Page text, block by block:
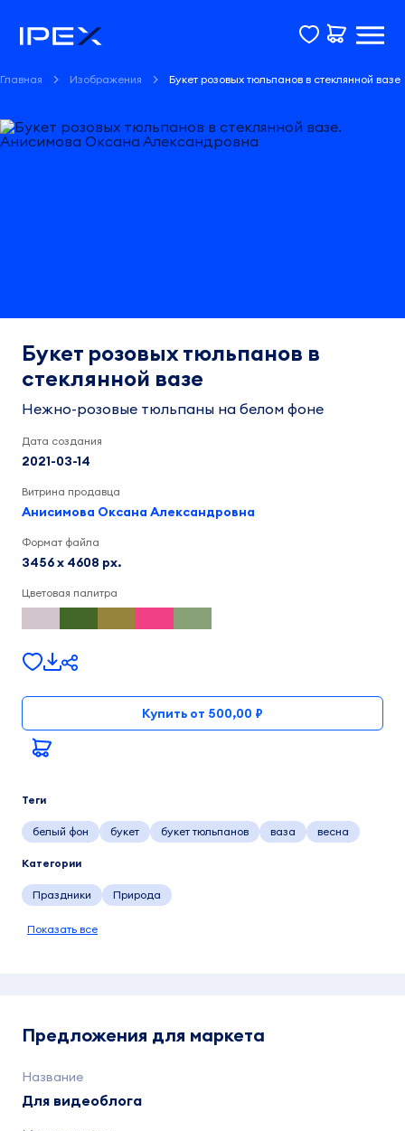
Главная Изображения Букет розовых тюльпанов в стеклянной вазе
Букет розовых тюльпанов в
стеклянной вазе
Нежно-розовые тюльпаны на белом фоне
Дата создания
2021-03-14
Витрина продавца
Анисимова Оксана Александровна
Формат файла
3456 x 4608 px.
Цветовая палитра
Купить от 500,00 ₽
Теги
белый фон букет букет тюльпанов ваза весна
Категории
Праздники Природа
Показать все
Предложения для маркета
Для видеоблога